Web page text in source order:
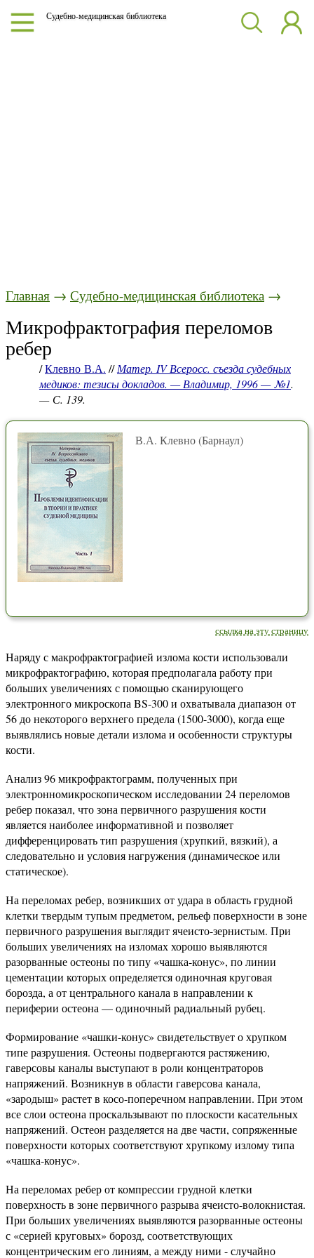
Судебно-медицинская библиотека
Главная → Судебно-медицинская библиотека →
Микрофрактография переломов
ребер
/Клевно В.А. //Матер. IV Всеросс. съезда судебных
медиков: тезисы докладов. — Владимир, 1996 — №1.
— С. 139.
В.А. Клевно (Барнаул)
ссылка на эту страницу
Наряду с макрофрактографией излома кости использовали
микрофрактографию, которая предполагала работу при
больших увеличениях с помощью сканирующего
электронного микроскопа BS-300 и охватывала диапазон от
56 до некоторого верхнего предела (1500-3000), когда еще
выявлялись новые детали излома и особенности структуры
кости.
Анализ 96 микрофрактограмм, полученных при
электронномикроскопическом исследовании 24 переломов
ребер показал, что зона первичного разрушения кости
является наиболее информативной и позволяет
дифференцировать тип разрушения (хрупкий, вязкий), а
следовательно и условия нагружения (динамическое или
статическое).
На переломах ребер, возникших от удара в область грудной
клетки твердым тупым предметом, рельеф поверхности в зоне
первичного разрушения выглядит ячеисто-зернистым. При
больших увеличениях на изломах хорошо выявляются
разорванные остеоны по типу «чашка-конус», по линии
цементации которых определяется одиночная круговая
борозда, а от центрального канала в направлении к
периферии остеона — одиночный радиальный рубец.
Формирование «чашки-конус» свидетельствует о хрупком
типе разрушения. Остеоны подвергаются растяжению,
гаверсовы каналы выступают в роли концентраторов
напряжений. Возникнув в области гаверсова канала,
«зародыш» растет в косо-поперечном направлении. При этом
все слои остеона проскальзывают по плоскости касательных
напряжений. Остеон разделяется на две части, сопряженные
поверхности которых соответствуют хрупкому излому типа
«чашка-конус».
На переломах ребер от компрессии грудной клетки
поверхность в зоне первичного разрыва ячеисто-волокнистая.
При больших увеличениях выявляются разорванные остеоны
с «серией круговых» борозд, соответствующих
концентрическим его линиям, а между ними - случайно